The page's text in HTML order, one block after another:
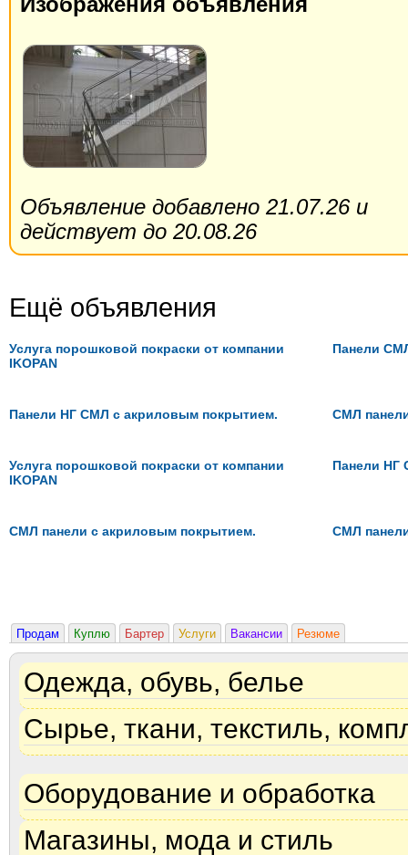
Объявление добавлено 21.07.26 и
действует до 20.08.26
Ещё объявления
Услуга порошковой покраски от компании
IKOPAN
Панели
Панели НГ СМЛ с акриловым покрытием. СМЛ
Услуга порошковой покраски от компании
IKOPAN
Панели НГ
СМЛ панели с акриловым покрытием. СМЛ
Продам Куплю Бартер Услуги Вакансии Резюме
Одежда, обувь, белье
Сырье, ткани, текстиль,
Оборудование и обработка
Магазины, мода и стиль